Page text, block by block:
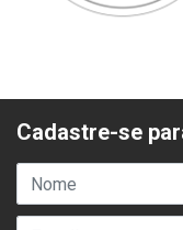
Cadastre-se